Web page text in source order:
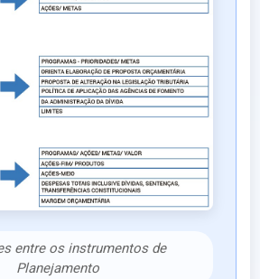
entre os instrumentos de
Planejamento